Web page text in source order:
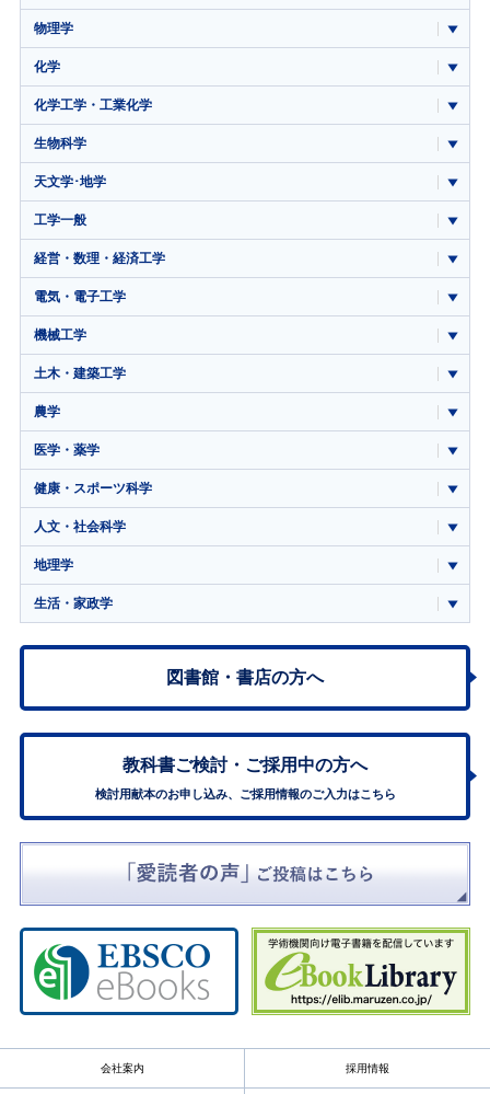
物理学
化学
化学工学・工業化学
生物科学
天文学･地学
工学一般
経営・数理・経済工学
電気・電子工学
機械工学
土木・建築工学
農学
医学・薬学
健康・スポーツ科学
人文・社会科学
地理学
生活・家政学
図書館・書店の方へ
教科書ご検討・ ご採用中の方へ
検討用献本のお申し込み、ご採用情報のご入力はこちら
会社案内 採用情報